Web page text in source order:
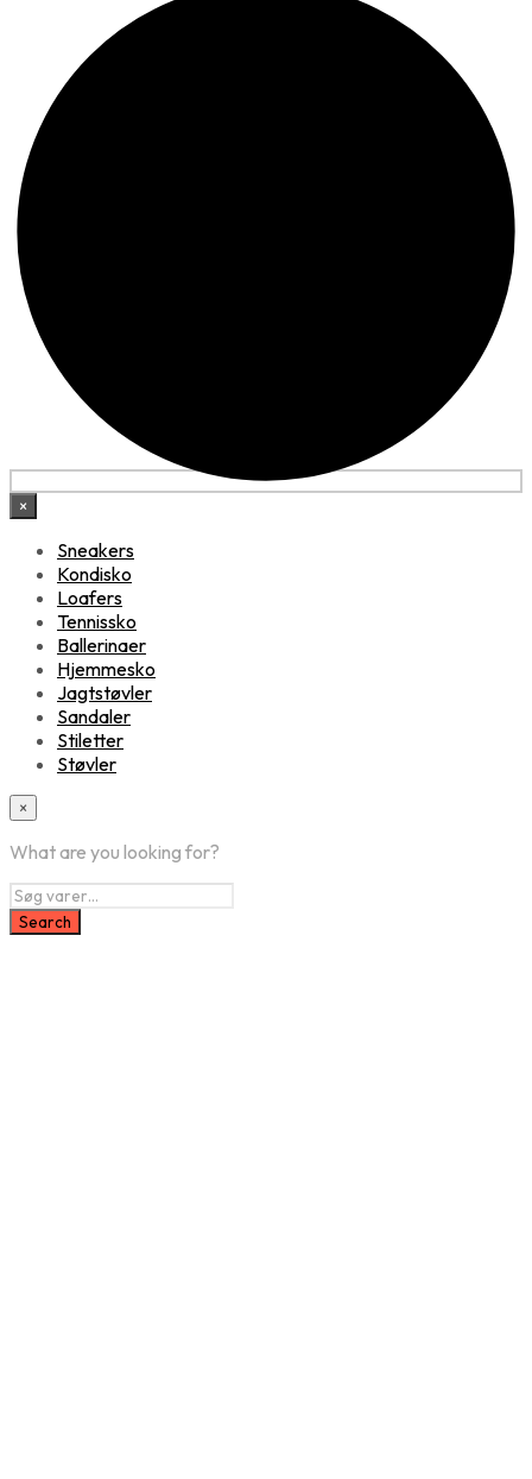
×
Sneakers
Kondisko
Loafers
Tennissko
Ballerinaer
Hjemmesko
Jagtstøvler
Sandaler
Stiletter
Støvler
×
What are you looking for?